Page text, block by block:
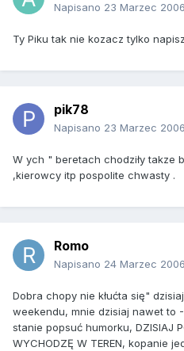
Napisano 23 Marzec 2006
Ty Piku tak nie kozacz tylko
pik78
Napisano 23 Marzec 2006
W ych " beretach chodziły takze
,kierowcy itp pospolite chwasty .
Romo
Napisano 24 Marzec 2006
Dobra chopy nie kłućta się"
weekendu, mnie dzisiaj nawet to
stanie popsuć humorku, DZISIAJ
WYCHODZĘ W TEREN, kopanie